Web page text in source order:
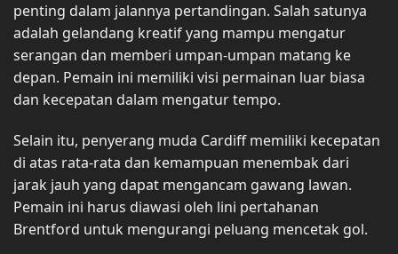
penting dalam jalannya pertandingan. Salah satunya
adalah gelandang kreatif yang mampu mengatur
serangan dan memberi umpan-umpan matang ke
depan. Pemain ini memiliki visi permainan luar biasa
dan kecepatan dalam mengatur tempo.
Selain itu, penyerang muda Cardiff memiliki kecepatan
di atas rata-rata dan kemampuan menembak dari
jarak jauh yang dapat mengancam gawang lawan.
Pemain ini harus diawasi oleh lini pertahanan
Brentford untuk mengurangi peluang mencetak gol.